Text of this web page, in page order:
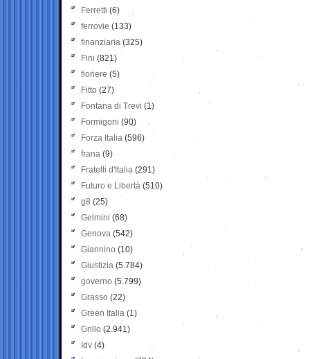
Ferretti (6)
ferrovie (133)
finanziaria (325)
Fini (821)
fioriere (5)
Fitto (27)
Fontana di Trevi (1)
Formigoni (90)
Forza Italia (596)
frana (9)
Fratelli d'Italia (291)
Futuro e Libertà (510)
g8 (25)
Gelmini (68)
Genova (542)
Giannino (10)
Giustizia (5.784)
governo (5.799)
Grasso (22)
Green Italia (1)
Grillo (2.941)
Idv (4)